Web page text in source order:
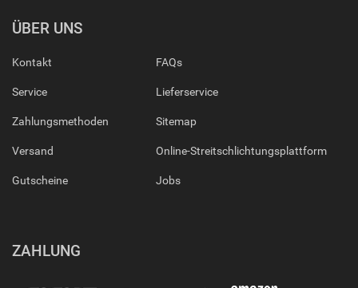
ÜBER UNS
Kontakt
Service
Zahlungsmethoden
Versand
Gutscheine
FAQs
Lieferservice
Sitemap
Online-Streitschlichtungsplattform
Jobs
ZAHLUNG